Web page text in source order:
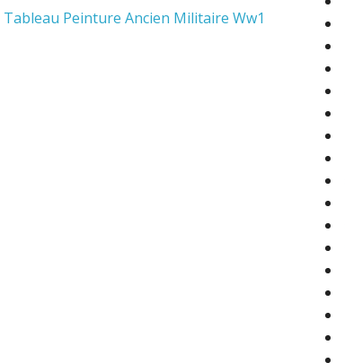
Tableau Peinture Ancien Militaire Ww1